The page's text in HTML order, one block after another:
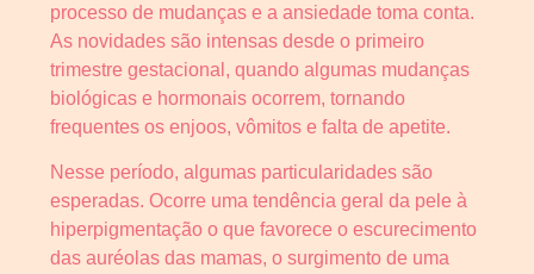
processo de mudanças e a ansiedade toma conta.
As novidades são intensas desde o primeiro
trimestre gestacional, quando algumas mudanças
biológicas e hormonais ocorrem, tornando
frequentes os enjoos, vômitos e falta de apetite.
Nesse período, algumas particularidades são
esperadas. Ocorre uma tendência geral da pele à
hiperpigmentação o que favorece o escurecimento
das auréolas das mamas, o surgimento de uma